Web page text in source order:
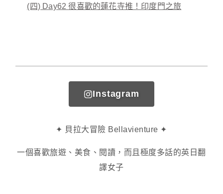
(四) Day62 很喜歡的蓮花寺推！印度門之旅
Instagram
✦ 貝拉大冒險 Bellavienture ✦
一個喜歡旅遊、美食、閱讀，而且極度多話的英日翻
譯女子